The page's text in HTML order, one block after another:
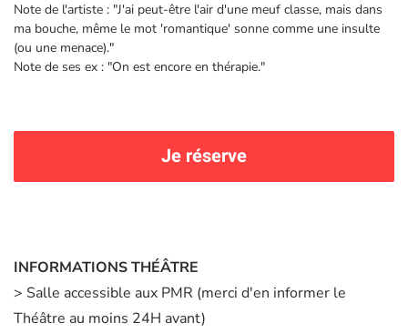
Note de l'artiste : "J'ai peut-être l'air d'une meuf classe, mais dans
ma bouche, même le mot 'romantique' sonne comme une insulte
(ou une menace)."
Note de ses ex : "On est encore en thérapie."
Je réserve
INFORMATIONS THÉÂTRE
> Salle accessible aux PMR (merci d'en informer le
Théâtre au moins 24H avant)